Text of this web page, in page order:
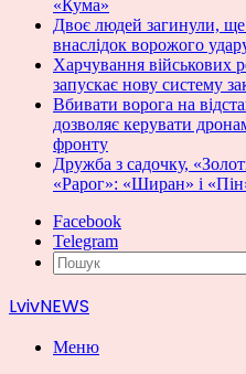
«Кума»
Двоє людей загинули,
внаслідок ворожого
Харчування військових
запускає нову систему
Вбивати ворога на
дозволяє керувати
фронту
Дружба з садочку,
«Рарог»: «Ширан» і
Facebook
Telegram
LvivNEWS
Меню